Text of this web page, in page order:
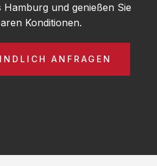
und genießen Sie
Konditionen.
ANFRAGEN